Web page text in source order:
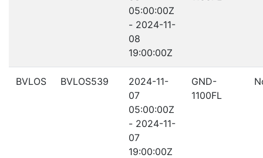
05:00:00Z
- 2024-11-
08
19:00:00Z
BVLOS BVLOS539
2024-11-
07
05:00:00Z
- 2024-11-
07
19:00:00Z
GND-
1100FL